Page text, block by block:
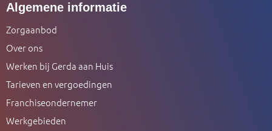
Algemene informatie
Zorgaanbod
Over ons
Werken bij Gerda aan Huis
Tarieven en vergoedingen
Franchiseondernemer
Werkgebieden